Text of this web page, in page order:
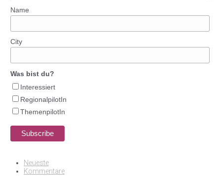
Name
City
Was bist du?
Interessiert
RegionalpilotIn
ThemenpilotIn
Neueste
Kommentare